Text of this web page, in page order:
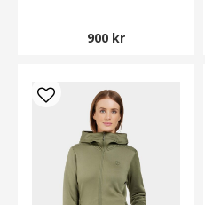
900 kr